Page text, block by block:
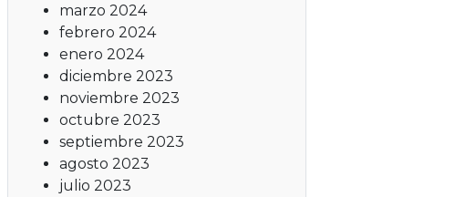
marzo 2024
febrero 2024
enero 2024
diciembre 2023
noviembre 2023
octubre 2023
septiembre 2023
agosto 2023
julio 2023